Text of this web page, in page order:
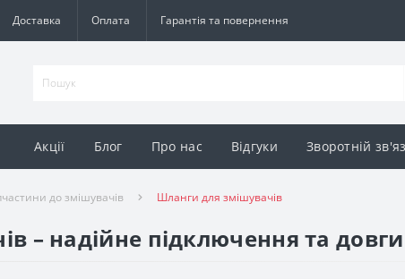
Доставка Оплата Гарантія та повернення
Акції Блог Про нас Відгуки Зворотній
до змішувачів Шланги для змішувачів
– надійне підключення та